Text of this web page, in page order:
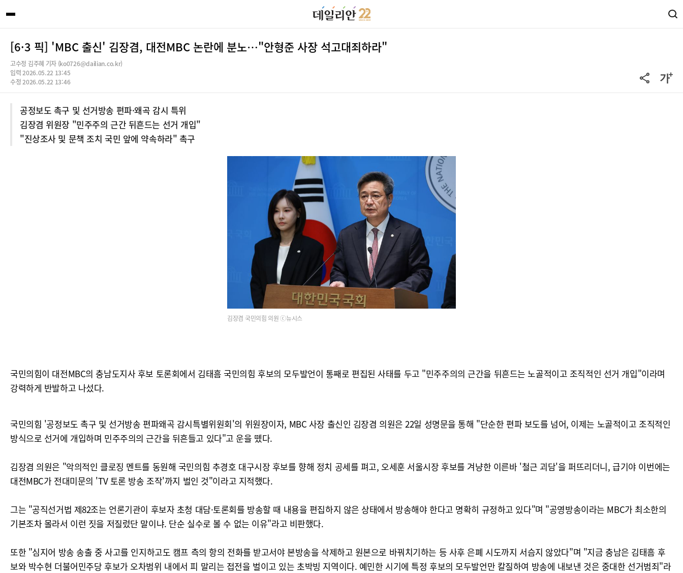
[6·3 픽] 'MBC 출신' 김장겸, 대전MBC 논란에 분노…"안형준 사장 석고대죄하라"
고수정 김주혜 기자 (ko0726@dailian.co.kr)
입력 2026.05.22 13:45
수정 2026.05.22 13:46
공정보도 촉구 및 선거방송 편파·왜곡 감시 특위
김장겸 위원장 "민주주의 근간 뒤흔드는 선거 개입"
"진상조사 및 문책 조치 국민 앞에 약속하라" 촉구
김장겸 국민의힘 의원 ⓒ뉴시스
국민의힘이 대전MBC의 충남도지사 후보 토론회에서 김태흠 국민의힘 후보의 모두발언이 통째로 편집된 사태를 두고 "민주주의의 근간을 뒤흔드는 노골적이고 조직적인 선거 개입"이라며
강력하게 반발하고 나섰다.
국민의힘 '공정보도 촉구 및 선거방송 편파왜곡 감시특별위원회'의 위원장이자, MBC 사장 출신인 김장겸 의원은 22일 성명문을 통해 "단순한 편파 보도를 넘어, 이제는 노골적이고 조직적인
방식으로 선거에 개입하며 민주주의의 근간을 뒤흔들고 있다"고 운을 뗐다.
김장겸 의원은 "악의적인 클로징 멘트를 동원해 국민의힘 추경호 대구시장 후보를 향해 정치 공세를 펴고, 오세훈 서울시장 후보를 겨냥한 이른바 '철근 괴담'을 퍼뜨리더니, 급기야 이번에는
대전MBC가 전대미문의 'TV 토론 방송 조작'까지 벌인 것"이라고 지적했다.
그는 "공직선거법 제82조는 언론기관이 후보자 초청 대담·토론회를 방송할 때 내용을 편집하지 않은 상태에서 방송해야 한다고 명확히 규정하고 있다"며 "공영방송이라는 MBC가 최소한의
기본조차 몰라서 이런 짓을 저질렀단 말이냐. 단순 실수로 볼 수 없는 이유"라고 비판했다.
또한 "심지어 방송 송출 중 사고를 인지하고도 캠프 측의 항의 전화를 받고서야 본방송을 삭제하고 원본으로 바꿔치기하는 등 사후 은폐 시도까지 서슴지 않았다"며 "지금 충남은 김태흠 후
보와 박수현 더불어민주당 후보가 오차범위 내에서 피 말리는 접전을 벌이고 있는 초박빙 지역이다. 예민한 시기에 특정 후보의 모두발언만 칼질하여 방송에 내보낸 것은 중대한 선거범죄"라